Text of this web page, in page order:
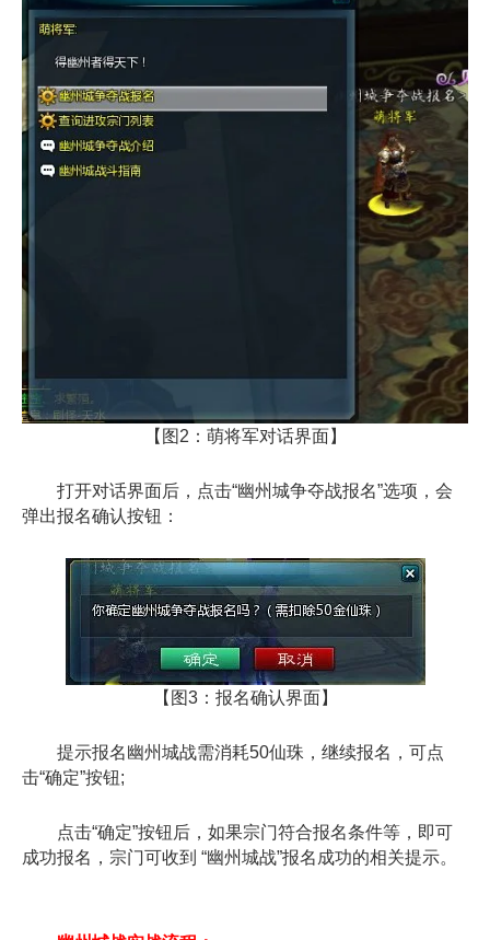
【图2：萌将军对话界面】
打开对话界面后，点击“幽州城争夺战报名”选项，会
弹出报名确认按钮：
【图3：报名确认界面】
提示报名幽州城战需消耗50仙珠，继续报名，可点
击“确定”按钮;
点击“确定”按钮后，如果宗门符合报名条件等，即可
成功报名，宗门可收到 “幽州城战”报名成功的相关提示。